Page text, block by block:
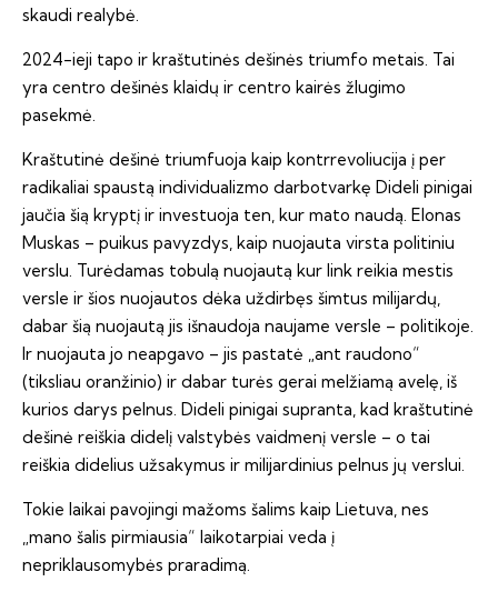
skaudi realybė.
2024-ieji tapo ir kraštutinės dešinės triumfo metais. Tai
yra centro dešinės klaidų ir centro kairės žlugimo
pasekmė.
Kraštutinė dešinė triumfuoja kaip kontrrevoliucija į per
radikaliai spaustą individualizmo darbotvarkę Dideli pinigai
jaučia šią kryptį ir investuoja ten, kur mato naudą. Elonas
Muskas – puikus pavyzdys, kaip nuojauta virsta politiniu
verslu. Turėdamas tobulą nuojautą kur link reikia mestis
versle ir šios nuojautos dėka uždirbęs šimtus milijardų,
dabar šią nuojautą jis išnaudoja naujame versle – politikoje.
Ir nuojauta jo neapgavo – jis pastatė „ant raudono“
(tiksliau oranžinio) ir dabar turės gerai melžiamą avelę, iš
kurios darys pelnus. Dideli pinigai supranta, kad kraštutinė
dešinė reiškia didelį valstybės vaidmenį versle – o tai
reiškia didelius užsakymus ir milijardinius pelnus jų verslui.
Tokie laikai pavojingi mažoms šalims kaip Lietuva, nes
„mano šalis pirmiausia“ laikotarpiai veda į
nepriklausomybės praradimą.